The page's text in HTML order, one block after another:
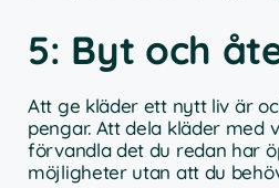
5: Byt och
Att ge kläder ett nytt liv är
pengar. Att dela kläder med
förvandla det du redan har
möjligheter utan att du